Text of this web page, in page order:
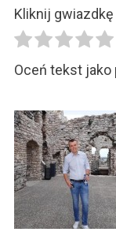
Kliknij
Oceń tekst